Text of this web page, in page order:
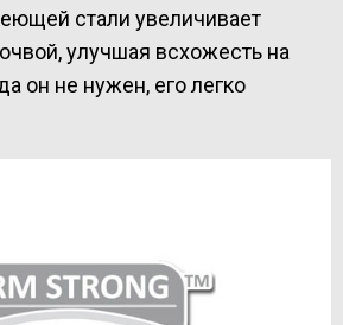
стали увеличивает
улучшая всхожесть на
он не нужен, его легко